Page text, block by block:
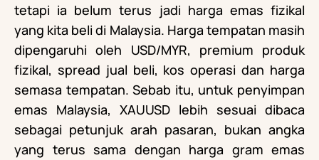
tetapi ia belum terus jadi harga emas fizikal
yang kita beli di Malaysia. Harga tempatan masih
dipengaruhi oleh USD/MYR, premium produk
fizikal, spread jual beli, kos operasi dan harga
semasa tempatan. Sebab itu, untuk penyimpan
emas Malaysia, XAUUSD lebih sesuai dibaca
sebagai petunjuk arah pasaran, bukan angka
yang terus sama dengan harga gram emas